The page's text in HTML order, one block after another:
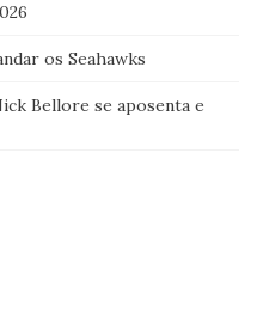
os Seahawks
Bellore se aposenta e